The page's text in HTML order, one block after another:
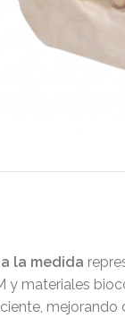
la medida
materiales